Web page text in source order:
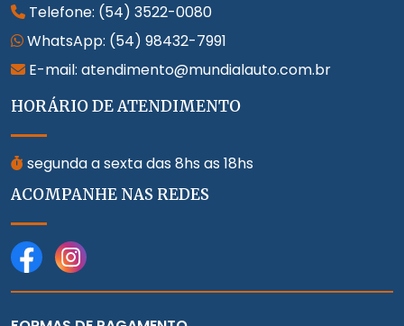
Telefone: (54) 3522-0080
WhatsApp: (54) 98432-7991
E-mail: atendimento@mundialauto.com.br
HORÁRIO DE ATENDIMENTO
segunda a sexta das 8hs as 18hs
ACOMPANHE NAS REDES